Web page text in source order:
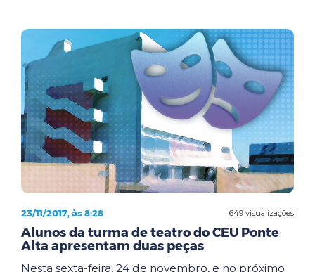
649 visualizações
23/11/2017, às 8:28
Alunos da turma de teatro do CEU Ponte
Alta apresentam duas peças
Nesta sexta-feira, 24 de novembro, e no próximo